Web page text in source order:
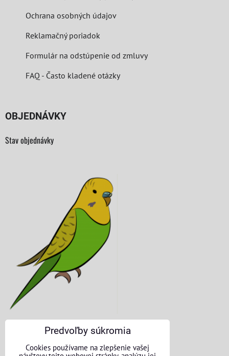
Ochrana osobných údajov
Reklamačný poriadok
Formulár na odstúpenie od zmluvy
FAQ - Často kladené otázky
OBJEDNÁVKY
Stav objednávky
KONTAKTNÉ ÚDAJE
Predvoľby súkromia
Cookies používame na zlepšenie vašej